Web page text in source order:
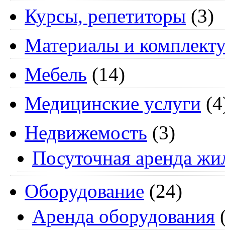
Курсы, репетиторы (3)
Материалы и
Мебель (14)
Медицинские услуги
Недвижемость (3)
Посуточная аренда
Оборудование (24)
Аренда оборудования